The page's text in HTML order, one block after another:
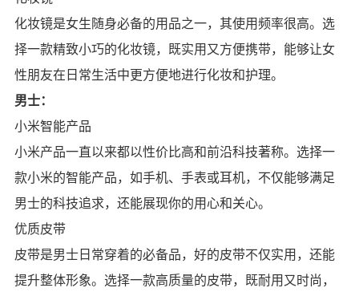
化妆镜是女生随身必备的用品之一，其使用频率很高。选
择一款精致小巧的化妆镜，既实用又方便携带，能够让女
性朋友在日常生活中更方便地进行化妆和护理。
男士：
小米智能产品
小米产品一直以来都以性价比高和前沿科技著称。选择一
款小米的智能产品，如手机、手表或耳机，不仅能够满足
男士的科技追求，还能展现你的用心和关心。
优质皮带
皮带是男士日常穿着的必备品，好的皮带不仅实用，还能
提升整体形象。选择一款高质量的皮带，既耐用又时尚，